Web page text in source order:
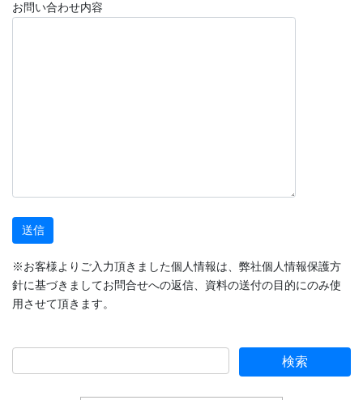
お問い合わせ内容
※お客様よりご入力頂きました個人情報は、弊社個人情報保護方
針に基づきましてお問合せへの返信、資料の送付の目的にのみ使
用させて頂きます。